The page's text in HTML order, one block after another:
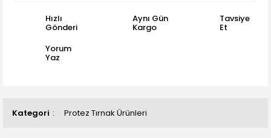
Kategori Protez Tırnak Ürünleri
Hızlı
Gönderi
Aynı Gün
Kargo
Tavsiye
Et
Yorum
Yaz